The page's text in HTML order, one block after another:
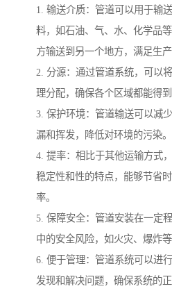
1. 输送介质：管道可以用于输
料，如石油、气、水、化学品
方输送到另一个地方，满足生产
2. 分源：通过管道系统，可以
理分配，确保各个区域都能得到
3. 保护环境：管道输送可以减
漏和挥发，降低对环境的污染。
4. 提率：相比于其他运输方式
稳定性和性的特点，能够节省
率。
5. 保障安全：管道安装在一定
中的安全风险，如火灾、爆炸等
6. 便于管理：管道系统可以进
发现和解决问题，确保系统的正